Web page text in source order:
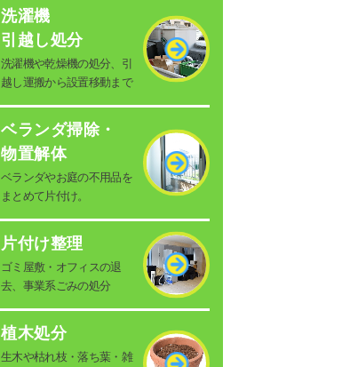
洗濯機
引越し処分
洗濯機や乾燥機の処分、引
越し運搬から設置移動まで
ベランダ掃除・
物置解体
ベランダやお庭の不用品を
まとめて片付け。
片付け整理
ゴミ屋敷・オフィスの退
去、事業系ごみの処分
植木処分
生木や枯れ枝・落ち葉・雑